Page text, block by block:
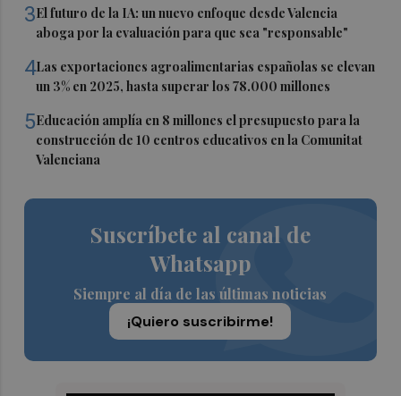
3El futuro de la IA: un nuevo enfoque desde Valencia
aboga por la evaluación para que sea "responsable"
4Las exportaciones agroalimentarias españolas se elevan
un 3% en 2025, hasta superar los 78.000 millones
5Educación amplía en 8 millones el presupuesto para la
construcción de 10 centros educativos en la Comunitat
Valenciana
Suscríbete al canal de
Whatsapp
Siempre al día de las últimas noticias
¡Quiero suscribirme!